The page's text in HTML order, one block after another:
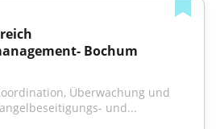
Bochum
Überwachung und
und...